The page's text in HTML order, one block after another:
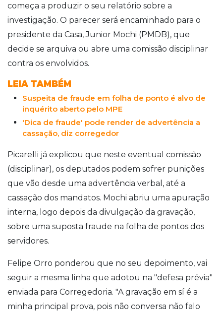
começa a produzir o seu relatório sobre a
investigação. O parecer será encaminhado para o
presidente da Casa, Junior Mochi (PMDB), que
decide se arquiva ou abre uma comissão disciplinar
contra os envolvidos.
LEIA TAMBÉM
Suspeita de fraude em folha de ponto é alvo de
inquérito aberto pelo MPE
'Dica de fraude' pode render de advertência a
cassação, diz corregedor
Picarelli já explicou que neste eventual comissão
(disciplinar), os deputados podem sofrer punições
que vão desde uma advertência verbal, até a
cassação dos mandatos. Mochi abriu uma apuração
interna, logo depois da divulgação da gravação,
sobre uma suposta fraude na folha de pontos dos
servidores.
Felipe Orro ponderou que no seu depoimento, vai
seguir a mesma linha que adotou na "defesa prévia"
enviada para Corregedoria. "A gravação em sí é a
minha principal prova, pois não conversa não falo